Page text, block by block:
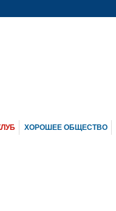
ХОРОШЕЕ ОБЩЕСТВО